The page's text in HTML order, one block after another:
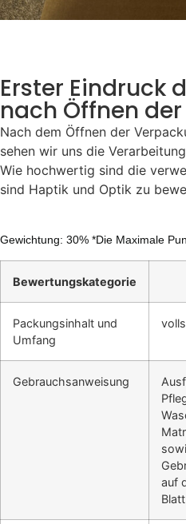
Erster Eindruck
nach Öffnen
Nach dem Öffnen der
sehen wir uns die
Wie hochwertig sind die
sind Haptik und Optik zu
Gewichtung: 30% *Die Maximale
Bewertungskategorie
Packungsinhalt und
Umfang
Gebrauchsanweisung
auf